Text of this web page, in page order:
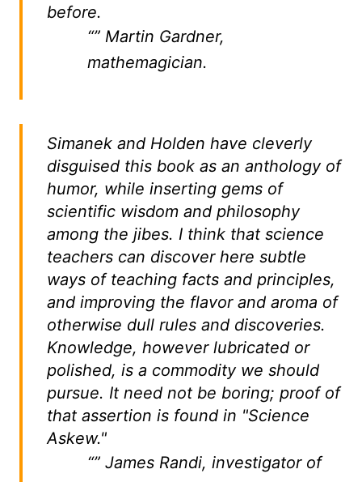
before.
“” Martin Gardner,
mathemagician.
Simanek and Holden have cleverly
disguised this book as an anthology of
humor, while inserting gems of
scientific wisdom and philosophy
among the jibes. I think that science
teachers can discover here subtle
ways of teaching facts and principles,
and improving the flavor and aroma of
otherwise dull rules and discoveries.
Knowledge, however lubricated or
polished, is a commodity we should
pursue. It need not be boring; proof of
that assertion is found in "Science
Askew."
“” James Randi, investigator of